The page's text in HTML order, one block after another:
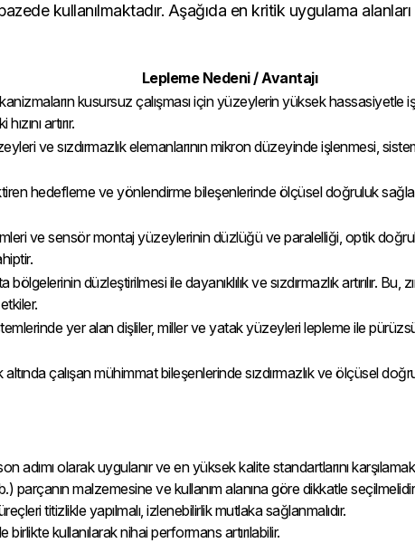
kullanılmaktadır. Aşağıda en kritik uygulama alanları
Lepleme Nedeni / Avantajı
kusursuz çalışması için yüzeylerin yüksek hassasiyetle
artırır.
ve sızdırmazlık elemanlarının mikron düzeyinde işlenmesi,
hedefleme ve yönlendirme bileşenlerinde ölçüsel doğruluk
ve sensör montaj yüzeylerinin düzlüğü ve paralelliği, optik
düzleştirilmesi ile dayanıklılık ve sızdırmazlık artırılır. Bu,
yer alan dişliler, miller ve yatak yüzeyleri lepleme ile
altında çalışan mühimmat bileşenlerinde sızdırmazlık ve ölçüsel
olarak uygulanır ve en yüksek kalite standartlarını karşılamak
parçanın malzemesine ve kullanım alanına göre dikkatle
titizlikle yapılmalı, izlenebilirlik mutlaka sağlanmalıdır.
kullanılarak nihai performans artırılabilir.